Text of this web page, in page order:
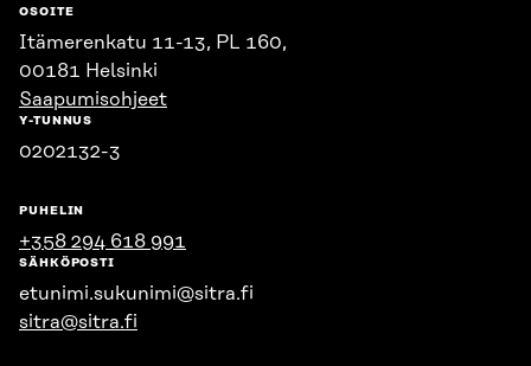
OSOITE
Itämerenkatu 11-13, PL 160,
00181 Helsinki
Saapumisohjeet
Y-TUNNUS
0202132-3
PUHELIN
+358 294 618 991
SÄHKÖPOSTI
etunimi.sukunimi@sitra.fi
sitra@sitra.fi